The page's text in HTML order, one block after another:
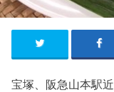
宝塚、阪急山本駅